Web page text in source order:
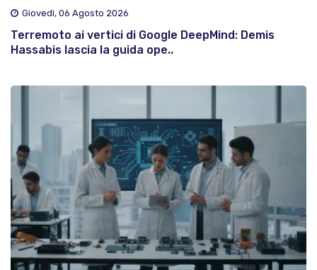
Giovedì, 06 Agosto 2026
Terremoto ai vertici di Google DeepMind: Demis
Hassabis lascia la guida ope..